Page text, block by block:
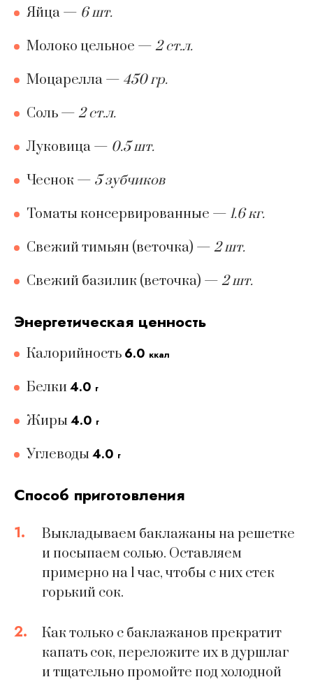
Яйца — 6 шт.
Молоко цельное — 2 ст.л.
Моцарелла — 450 гр.
Соль — 2 ст.л.
Луковица — 0.5 шт.
Чеснок — 5 зубчиков
Томаты консервированные — 1.6 кг.
Свежий тимьян (веточка) — 2 шт.
Свежий базилик (веточка) — 2 шт.
Энергетическая ценность
Калорийность 6.0 ккал
Белки 4.0 г
Жиры 4.0 г
Углеводы 4.0 г
Способ приготовления
1.
Выкладываем баклажаны на решетке
и посыпаем солью. Оставляем
примерно на 1 час, чтобы с них стек
горький сок.
2.
Как только с баклажанов прекратит
капать сок, переложите их в дуршлаг
и тщательно промойте под холодной